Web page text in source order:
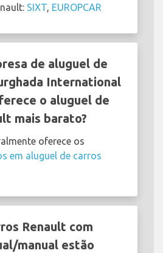
SIXT, EUROPCAR
de aluguel de
International
o aluguel de
mais barato?
oferece os
em aluguel de carros
Renault com
manual estão